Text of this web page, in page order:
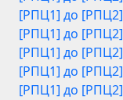
[РПЦ1] до [РПЦ2]
[РПЦ1] до [РПЦ2]
[РПЦ1] до [РПЦ2]
[РПЦ1] до [РПЦ2]
[РПЦ1] до [РПЦ2]